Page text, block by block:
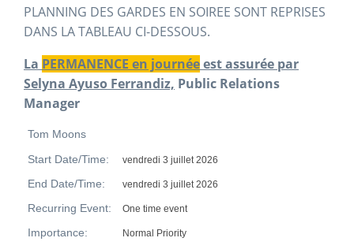
PLANNING DES GARDES EN SOIREE SONT REPRISES
DANS LA TABLEAU CI-DESSOUS.
La PERMANENCE en journéeest assurée par
Selyna Ayuso Ferrandiz, Public Relations
Manager
Tom Moons
Start Date/Time: vendredi 3 juillet 2026
End Date/Time: vendredi 3 juillet 2026
Recurring Event: One time event
Importance: Normal Priority